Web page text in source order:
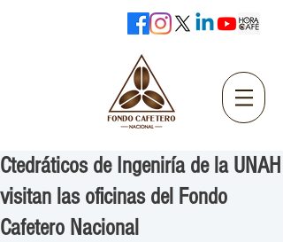
Ctedráticos de Ingeniría de la UNAH
visitan las oficinas del Fondo
Cafetero Nacional